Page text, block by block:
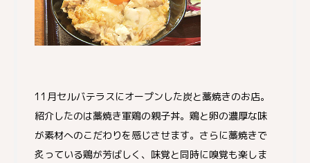
11月セルバテラスにオープンした炭と藁焼きのお店。
紹介したのは藁焼き軍鶏の親子丼。鶏と卵の濃厚な味
が素材へのこだわりを感じさせます。さらに藁焼きで
炙っている鶏が芳ばしく、味覚と同時に嗅覚も楽しま